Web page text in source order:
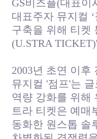
GS비즈플(대표이
대표주자 뮤지컬
구축을 위해 티켓
(U.STRA
2003년 초연 이후
뮤지컬 '점프'는
역량 강화를 위해
트라 티켓은 예매
동화한 원스톱 솔